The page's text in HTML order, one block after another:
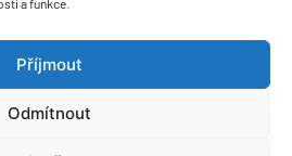
a funkce.
Příjmout
Odmítnout